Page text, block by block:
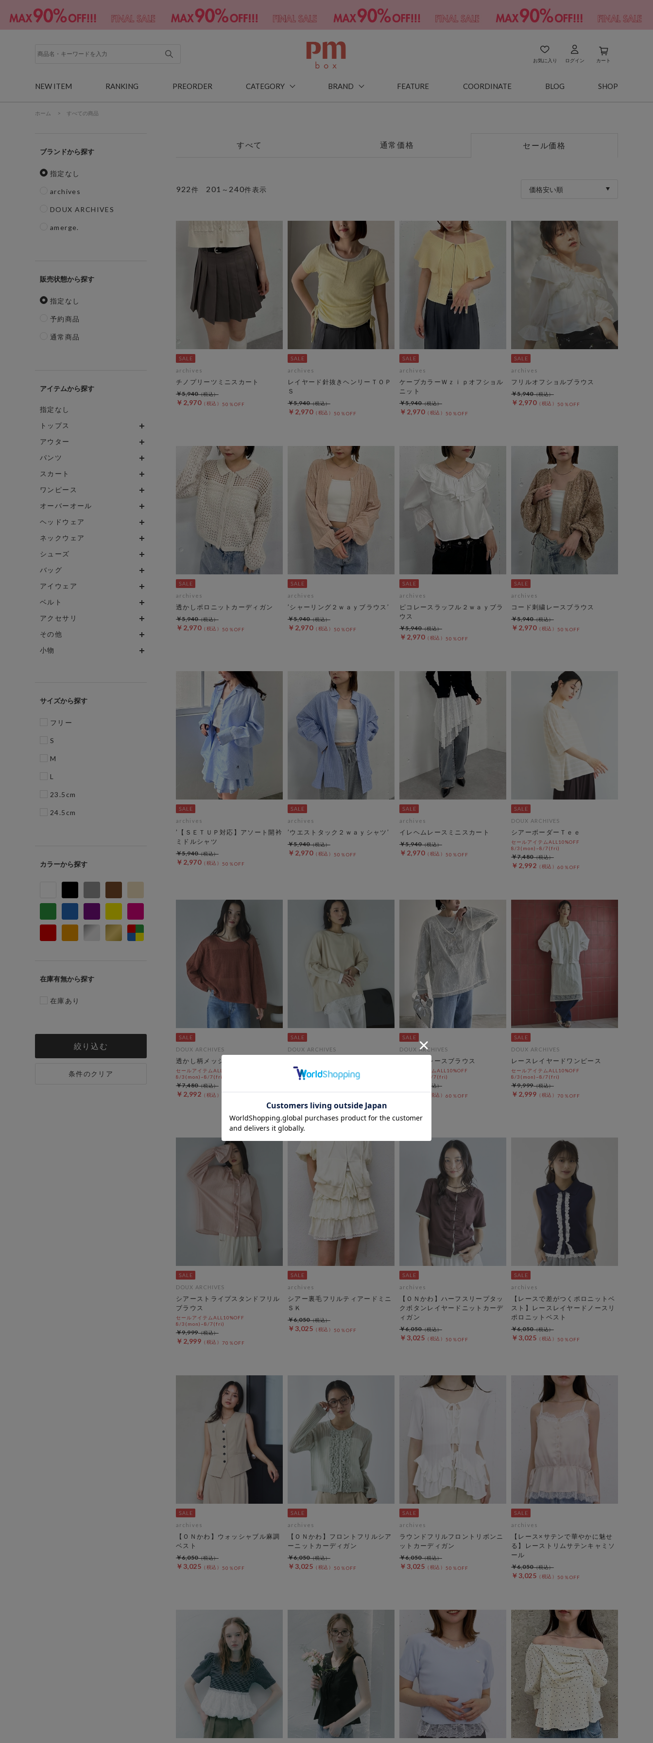
お気に入り ログイン カート
NEW ITEM RANKING PREORDER CATEGORY BRAND FEATURE COORDINATE BLOG SHOP
ホーム > すべての商品
ブランド
指定なし
archives
DOUX ARCHIVES
amerge.
販売状態
指定なし
予約商品
通常商品
アイテム
指定なし
トップス
アウター
パンツ
スカート
ワンピース
オーバーオール
ヘッドウェア
ネックウェア
シューズ
バッグ
アイウェア
ベルト
アクセサリ
その他
小物
サイズ
フリー
S
M
L
23.5cm
24.5cm
カラー
在庫有無
在庫あり
絞り込む
条件のクリア
すべて 通常価格 セール価格
922件 201 ～ 240件表示 価格安い順
archives
チノプリーツミニスカート
￥2,970 50％OFF
￥5,940
archives
レイヤード針抜きヘンリーＴＯＰ
Ｓ
￥2,970 50％OFF
￥5,940
archives
ケープカラーＷｚｉｐオフショル
ニット
￥2,970 50％OFF
￥5,940
archives
フリルオフショルブラウス
￥2,970 50％OFF
￥5,940
archives
透かしポロニットカーディガン
￥2,970 50％OFF
￥5,940
archives
’シャーリング２ｗａｙブラウス’
￥2,970 50％OFF
￥5,940
archives
ピコレースラッフル２ｗａｙブラ
ウス
￥2,970 50％OFF
￥5,940
archives
コード刺繍レースブラウス
￥2,970 50％OFF
￥5,940
archives
’【ＳＥＴＵＰ対応】アソート開衿
ミドルシャツ
￥2,970 50％OFF
￥5,940
archives
’ウエストタック２ｗａｙシャツ’
￥2,970 50％OFF
￥5,940
archives
イレヘムレースミニスカート
￥2,970 50％OFF
￥5,940
DOUX ARCHIVES
シアーボーダーＴｅｅ
セールアイテムALL10%OFF
8/3(mon)~8/7(fri)
￥2,992 60％OFF
￥7,480
DOUX ARCHIVES
透かし柄メッシュニット
セールアイテムALL10%OFF
8/3(mon)~8/7(fri)
￥2,992
￥7,480
DOUX ARCHIVES
プルオーバー
セールアイテムALL10%OFF
￥2,992 60％OFF
￥7,480
DOUX ARCHIVES
Ｖネックレースブラウス
セールアイテムALL10%OFF
8/3(mon)~8/7(fri)
￥2,992 60％OFF
DOUX ARCHIVES
レースレイヤードワンピース
セールアイテムALL10%OFF
8/3(mon)~8/7(fri)
￥2,999 70％OFF
￥9,999
DOUX ARCHIVES
シアーストライプスタンドフリル
ブラウス
セールアイテムALL10%OFF
8/3(mon)~8/7(fri)
￥2,999 70％OFF
￥9,999
archives
シアー裏毛フリルティアードミニ
ＳＫ
￥3,025 50％OFF
￥6,050
archives
【ＯＮかわ】ハーフスリープタッ
クボタンレイヤードニットカーデ
ィガン
￥3,025 50％OFF
￥6,050
archives
【レースで差がつくポロニットベ
スト】レースレイヤードノースリ
ポロニットベスト
￥3,025 50％OFF
￥6,050
archives
【ＯＮかわ】ウォッシャブル麻調
ベスト
￥3,025 50％OFF
￥6,050
archives
【ＯＮかわ】フロントフリルシア
ーニットカーディガン
￥3,025 50％OFF
￥6,050
archives
ラウンドフリルフロントリボンニ
ットカーディガン
￥3,025 50％OFF
￥6,050
archives
【レース×サテンで華やかに魅せ
る】レーストリムサテンキャミソ
ール
￥3,025 50％OFF
￥6,050